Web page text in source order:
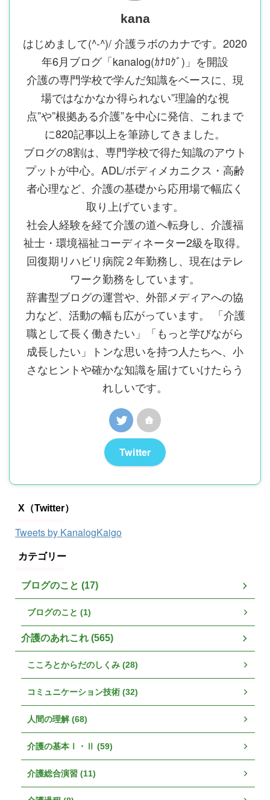
kana
はじめまして(^-^)/ 介護ラボのカナです。2020
年6月ブログ「kanalog(ｶﾅﾛｸﾞ)」を開設
介護の専門学校で学んだ知識をベースに、現
場ではなかなか得られない”理論的な視
点”や”根拠ある介護”を中心に発信、これまで
に820記事以上を筆跡してきました。
ブログの8割は、専門学校で得た知識のアウト
プットが中心。ADL/ボディメカニクス・高齢
者心理など、介護の基礎から応用場で幅広く
取り上げています。
社会人経験を経て介護の道へ転身し、介護福
祉士・環境福祉コーディネーター2級を取得。
回復期リハビリ病院２年勤務し、現在はテレ
ワーク勤務をしています。
辞書型ブログの運営や、外部メディアへの協
力など、活動の幅も広がっています。 「介護
職として長く働きたい」「もっと学びながら
成長したい」トンな思いを持つ人たちへ、小
さなヒントや確かな知識を届けていけたらう
れしいです。
Twitter
X（Twitter）
Tweets by KanalogKaigo
カテゴリー
ブログのこと (17)
ブログのこと (1)
介護のあれこれ (565)
こころとからだのしくみ (28)
コミュニケーション技術 (32)
人間の理解 (68)
介護の基本Ⅰ・Ⅱ (59)
介護総合演習 (11)